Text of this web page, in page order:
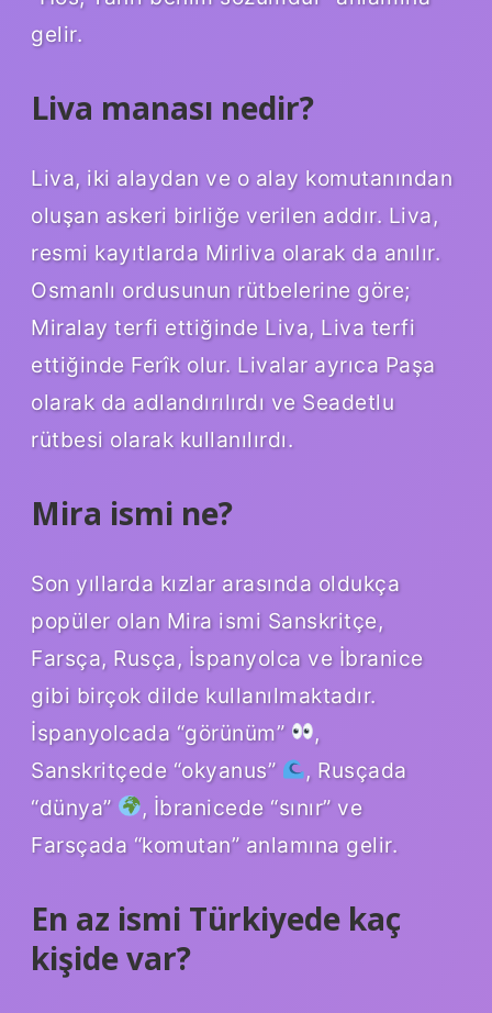
gelir.
Liva manası nedir?
Liva, iki alaydan ve o alay komutanından
oluşan askeri birliğe verilen addır. Liva,
resmi kayıtlarda Mirliva olarak da anılır.
Osmanlı ordusunun rütbelerine göre;
Miralay terfi ettiğinde Liva, Liva terfi
ettiğinde Ferîk olur. Livalar ayrıca Paşa
olarak da adlandırılırdı ve Seadetlu
rütbesi olarak kullanılırdı.
Mira ismi ne?
Son yıllarda kızlar arasında oldukça
popüler olan Mira ismi Sanskritçe,
Farsça, Rusça, İspanyolca ve İbranice
gibi birçok dilde kullanılmaktadır.
İspanyolcada “görünüm”
,
Sanskritçede “okyanus”
, Rusçada
“dünya”
, İbranicede “sınır” ve
Farsçada “komutan” anlamına gelir.
En az ismi Türkiyede kaç
kişide var?